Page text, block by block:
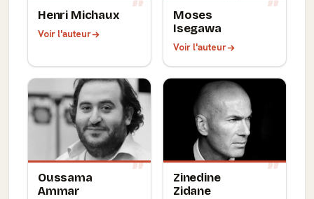
Henri Michaux
Voir l'auteur
Moses
Isegawa
Voir l'auteur
Oussama
Ammar
Zinedine
Zidane